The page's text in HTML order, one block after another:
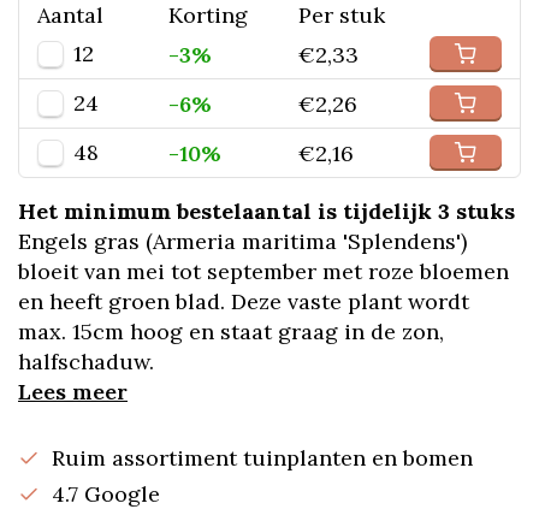
Aantal
Korting
Per stuk
12
-3%
€2,33
24
-6%
€2,26
48
-10% €2,16
Het minimum bestelaantal is tijdelijk 3 stuks
Engels gras (Armeria maritima 'Splendens')
bloeit van mei tot september met roze bloemen
en heeft groen blad. Deze vaste plant wordt
max. 15cm hoog en staat graag in de zon,
halfschaduw.
Lees meer
Ruim assortiment tuinplanten en bomen
4.7 Google